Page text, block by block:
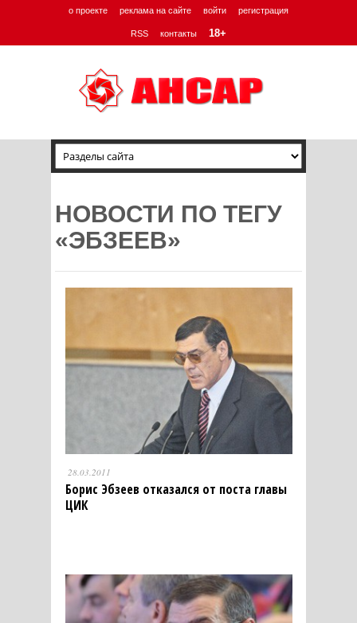
о проекте реклама на сайте войти регистрация
RSS контакты 18+
НОВОСТИ ПО ТЕГУ
«ЭБЗЕЕВ»
28.03.2011
Борис Эбзеев отказался от поста главы
ЦИК